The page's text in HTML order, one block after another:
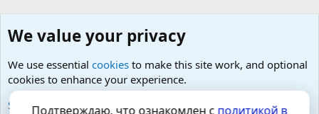
Любые вопросы от Гостей - анонимно
We value your privacy
We use essential cookies to make this site work, and optional
cookies to enhance your experience.
See further information and configure your preferences
Подтверждаю, что ознакомлен с политикой в